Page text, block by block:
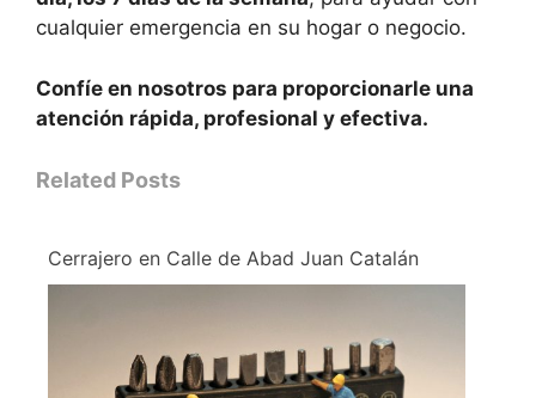
cualquier emergencia en su hogar o negocio.
Confíe en nosotros para proporcionarle una
atención rápida, profesional y efectiva.
Related Posts
Cerrajero en Calle de Abad Juan Catalán